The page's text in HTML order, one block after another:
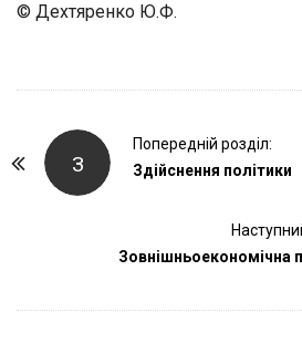
© Дехтяренко Ю.Ф.
З
Попередній розділ:
Здійснення політики
Зовнішньоекономічна